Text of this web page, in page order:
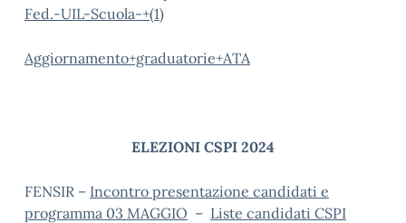
Fed.-UIL-Scuola-+(1)
Aggiornamento+graduatorie+ATA
ELEZIONI CSPI 2024
FENSIR – Incontro presentazione candidati e
programma 03 MAGGIO – Liste candidati CSPI